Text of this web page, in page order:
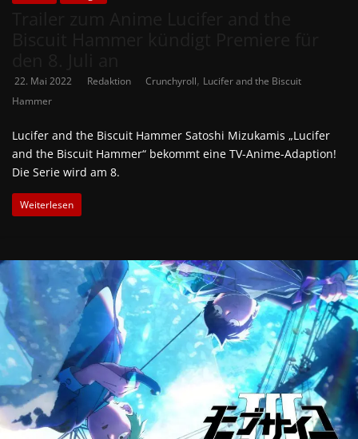
22. Mai 2022 Redaktion Crunchyroll, Lucifer and the Biscuit
Hammer
Lucifer and the Biscuit Hammer Satoshi Mizukamis „Lucifer
and the Biscuit Hammer“ bekommt eine TV-Anime-Adaption!
Die Serie wird am 8.
Weiterlesen